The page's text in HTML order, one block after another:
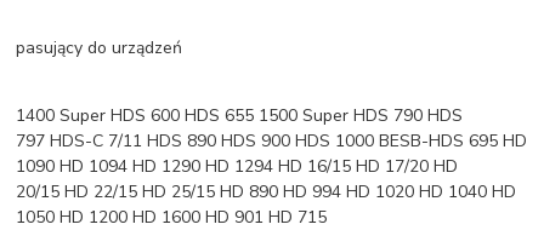
pasujący do urządzeń
1400 Super HDS 600 HDS 655 1500 Super HDS 790 HDS
797 HDS-C 7/11 HDS 890 HDS 900 HDS 1000 BESB-HDS 695 HD
1090 HD 1094 HD 1290 HD 1294 HD 16/15 HD 17/20 HD
20/15 HD 22/15 HD 25/15 HD 890 HD 994 HD 1020 HD 1040 HD
1050 HD 1200 HD 1600 HD 901 HD 715